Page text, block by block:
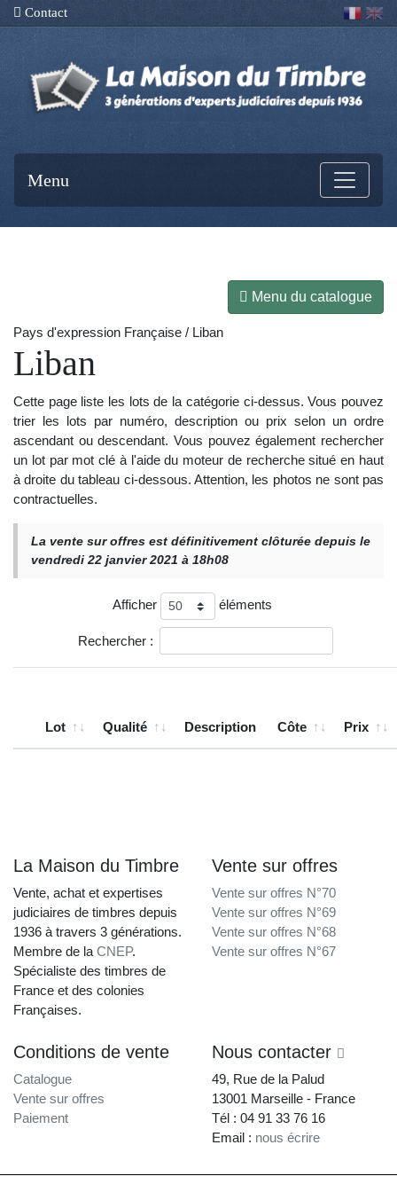
Contact
Menu
Menu du catalogue
Pays d'expression Française / Liban
Liban
Cette page liste les lots de la catégorie ci-dessus. Vous pouvez
trier les lots par numéro, description ou prix selon un ordre
ascendant ou descendant. Vous pouvez également rechercher
un lot par mot clé à l'aide du moteur de recherche situé en haut
à droite du tableau ci-dessous. Attention, les photos ne sont pas
contractuelles.
La vente sur offres est définitivement clôturée depuis le
vendredi 22 janvier 2021 à 18h08
Afficher éléments
Rechercher :
Lot Qualité Description Côte Prix
La Maison du Timbre
Vente, achat et expertises
judiciaires de timbres depuis
1936 à travers 3 générations.
Membre de la CNEP.
Spécialiste des timbres de
France et des colonies
Françaises.
Vente sur offres
Vente sur offres N°70
Vente sur offres N°69
Vente sur offres N°68
Vente sur offres N°67
Conditions de vente
Catalogue
Vente sur offres
Paiement
Nous contacter
49, Rue de la Palud
13001 Marseille - France
Tél : 04 91 33 76 16
Email : nous écrire